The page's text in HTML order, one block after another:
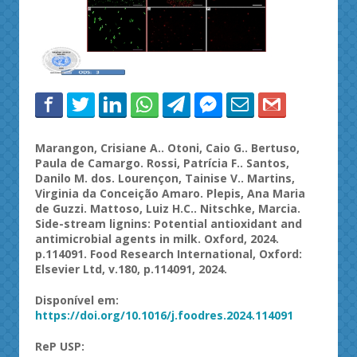
Marangon, Crisiane A.. Otoni, Caio G.. Bertuso,
Paula de Camargo. Rossi, Patrícia F.. Santos,
Danilo M. dos. Lourençon, Tainise V.. Martins,
Virginia da Conceição Amaro. Plepis, Ana Maria
de Guzzi. Mattoso, Luiz H.C.. Nitschke, Marcia.
Side-stream lignins: Potential antioxidant and
antimicrobial agents in milk. Oxford, 2024.
p.114091. Food Research International, Oxford:
Elsevier Ltd, v.180, p.114091, 2024.
Disponível em:
https://doi.org/10.1016/j.foodres.2024.114091
ReP USP: